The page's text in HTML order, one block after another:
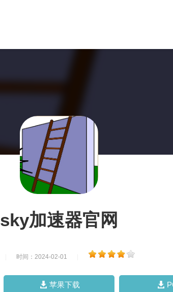
sky加速器官网
时间：2024-02-01
苹果下载